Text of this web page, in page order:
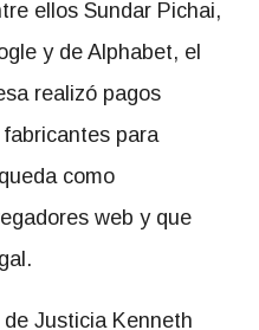
ellos Sundar Pichai,
y de Alphabet, el
realizó pagos
para
como
web y que
Justicia Kenneth